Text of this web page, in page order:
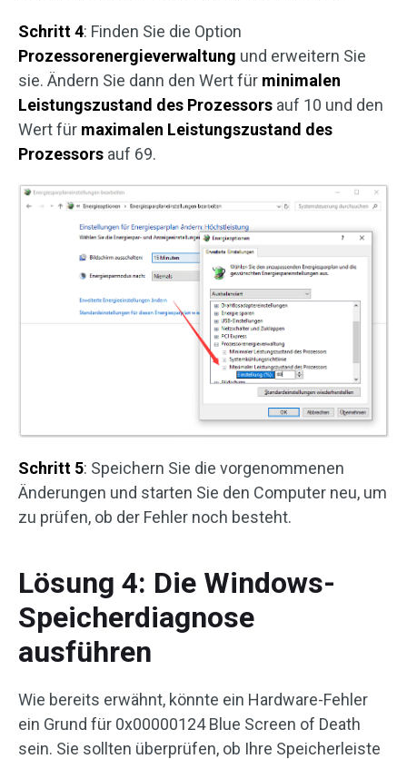
Schritt 4: Finden Sie die Option
Prozessorenergieverwaltung und erweitern Sie
sie. Ändern Sie dann den Wert für minimalen
Leistungszustand des Prozessors auf 10 und den
Wert für maximalen Leistungszustand des
Prozessors auf 69.
Schritt 5: Speichern Sie die vorgenommenen
Änderungen und starten Sie den Computer neu, um
zu prüfen, ob der Fehler noch besteht.
Lösung 4: Die Windows-
Speicherdiagnose
ausführen
Wie bereits erwähnt, könnte ein Hardware-Fehler
ein Grund für 0x00000124 Blue Screen of Death
sein. Sie sollten überprüfen, ob Ihre Speicherleiste